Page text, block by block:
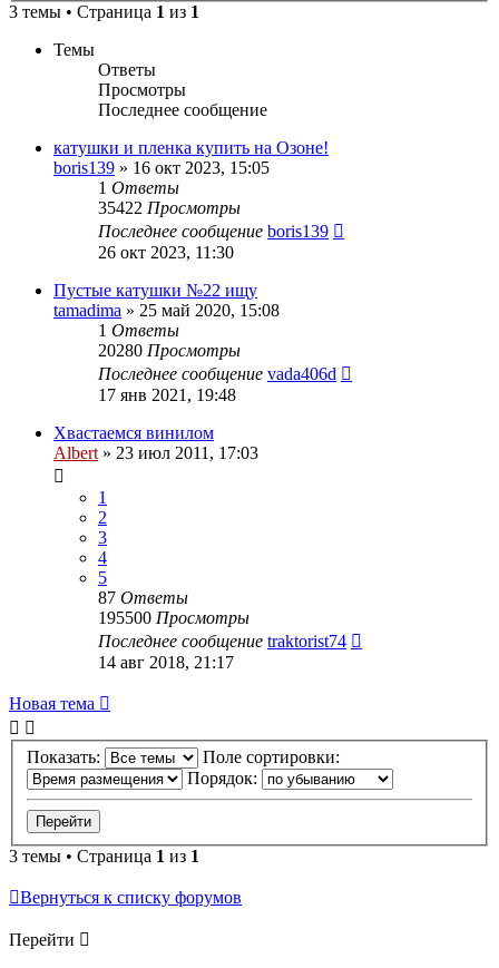
3 темы • Страница 1 из 1
Темы
Ответы
Просмотры
Последнее сообщение
катушки и пленка купить на Озоне!
boris139 » 16 окт 2023, 15:05
1 Ответы
35422 Просмотры
Последнее сообщение boris139
26 окт 2023, 11:30
Пустые катушки №22 ищу
tamadima » 25 май 2020, 15:08
1 Ответы
20280 Просмотры
Последнее сообщение vada406d
17 янв 2021, 19:48
Хвастаемся винилом
Albert » 23 июл 2011, 17:03
1
2
3
4
5
87 Ответы
195500 Просмотры
Последнее сообщение traktorist74
14 авг 2018, 21:17
Новая тема
Показать:
Поле сортировки:
Порядок:
3 темы • Страница 1 из 1
Вернуться к списку форумов
Перейти